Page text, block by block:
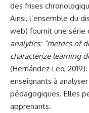
des frises
Ainsi, l’ensemble du
web) fournit une série
analytics: “metrics of
characterize learning
(Hernández‐Leo,
enseignants à
pédagogiques. Elles
apprenants.